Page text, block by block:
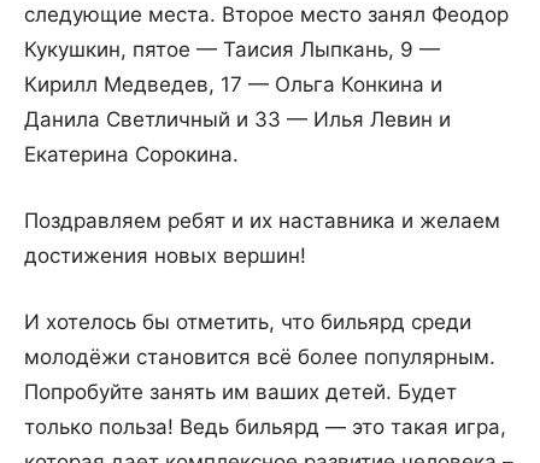
следующие места. Второе место занял Феодор
Кукушкин, пятое — Таисия Лыпкань, 9 —
Кирилл Медведев, 17 — Ольга Конкина и
Данила Светличный и 33 — Илья Левин и
Екатерина Сорокина.
Поздравляем ребят и их наставника и желаем
достижения новых вершин!
И хотелось бы отметить, что бильярд среди
молодёжи становится всё более популярным.
Попробуйте занять им ваших детей. Будет
только польза! Ведь бильярд — это такая игра,